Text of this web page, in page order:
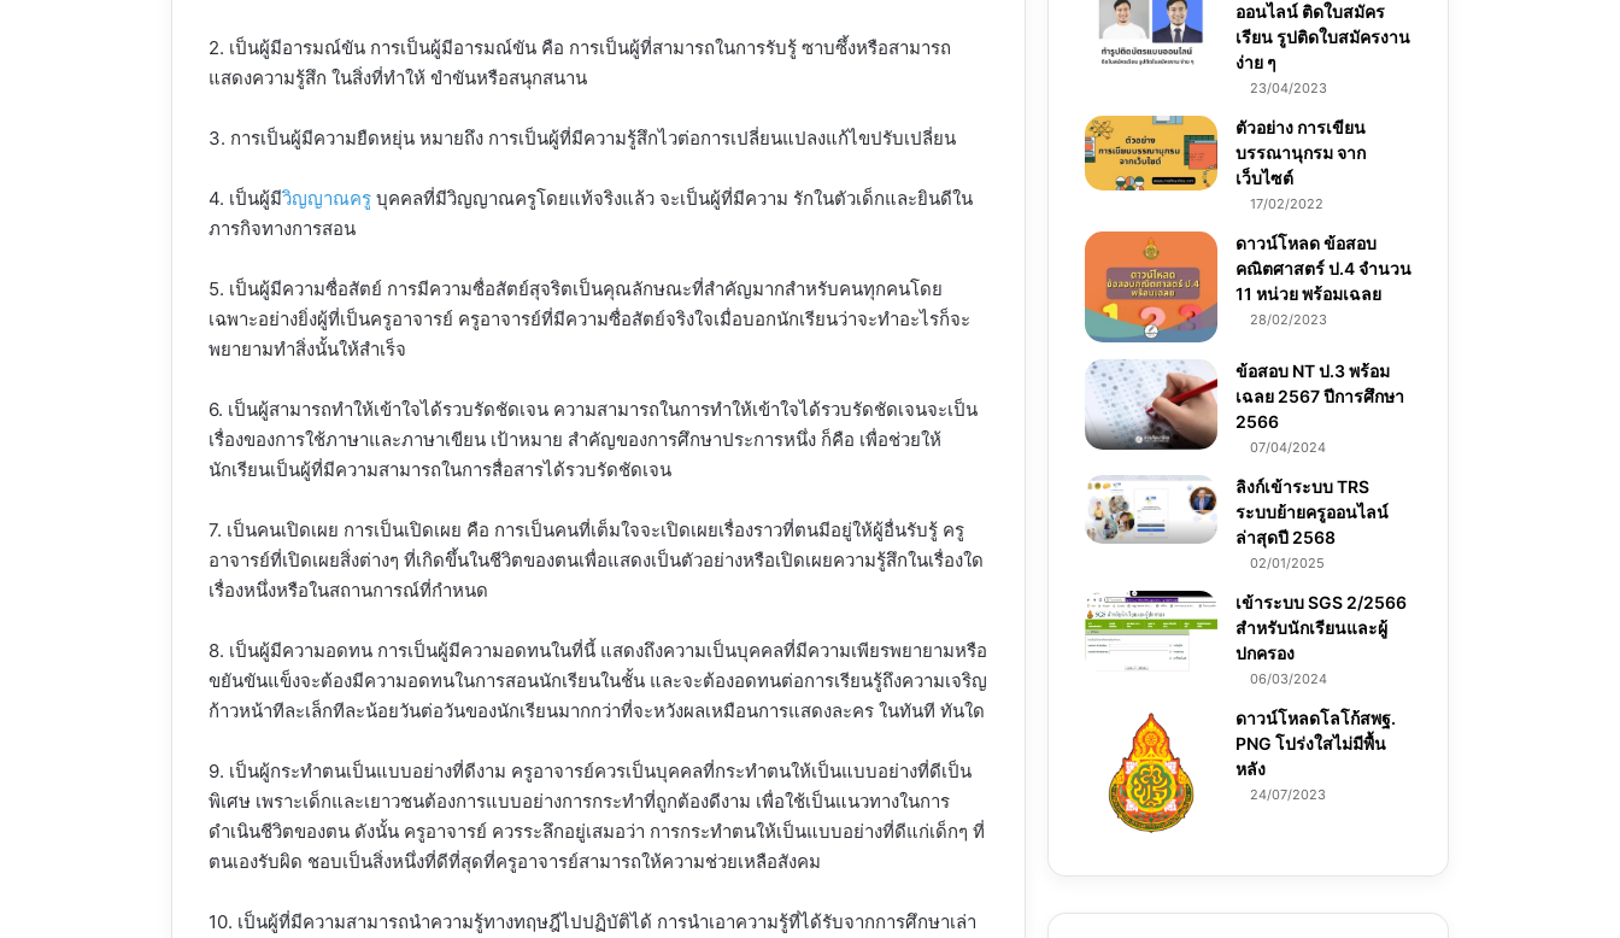
2. เป็นผู้มีอารมณ์ขัน การเป็นผู้มีอารมณ์ขัน คือ การเป็นผู้ที่สามารถในการรับรู้ ซาบซึ้งหรือสามารถ
แสดงความรู้สึก ในสิ่งที่ทำให้ ขำขันหรือสนุกสนาน
3. การเป็นผู้มีความยืดหยุ่น หมายถึง การเป็นผู้ที่มีความรู้สึกไวต่อการเปลี่ยนแปลงแก้ไขปรับเปลี่ยน
4. เป็นผู้มีวิญญาณครู บุคคลที่มีวิญญาณครูโดยแท้จริงแล้ว จะเป็นผู้ที่มีความ รักในตัวเด็กและยินดีใน
ภารกิจทางการสอน
5. เป็นผู้มีความซื่อสัตย์ การมีความซื่อสัตย์สุจริตเป็นคุณลักษณะที่สำคัญมากสำหรับคนทุกคนโดย
เฉพาะอย่างยิ่งผู้ที่เป็นครูอาจารย์ ครูอาจารย์ที่มีความซื่อสัตย์จริงใจเมื่อบอกนักเรียนว่าจะทำอะไรก็จะ
พยายามทำสิ่งนั้นให้สำเร็จ
6. เป็นผู้สามารถทำให้เข้าใจได้รวบรัดชัดเจน ความสามารถในการทำให้เข้าใจได้รวบรัดชัดเจนจะเป็น
เรื่องของการใช้ภาษาและภาษาเขียน เป้าหมาย สำคัญของการศึกษาประการหนึ่ง ก็คือ เพื่อช่วยให้
นักเรียนเป็นผู้ที่มีความสามารถในการสื่อสารได้รวบรัดชัดเจน
7. เป็นคนเปิดเผย การเป็นเปิดเผย คือ การเป็นคนที่เต็มใจจะเปิดเผยเรื่องราวที่ตนมีอยู่ให้ผู้อื่นรับรู้ ครู
อาจารย์ที่เปิดเผยสิ่งต่างๆ ที่เกิดขึ้นในชีวิตของตนเพื่อแสดงเป็นตัวอย่างหรือเปิดเผยความรู้สึกในเรื่องใด
เรื่องหนึ่งหรือในสถานการณ์ที่กำหนด
8. เป็นผู้มีความอดทน การเป็นผู้มีความอดทนในที่นี้ แสดงถึงความเป็นบุคคลที่มีความเพียรพยายามหรือ
ขยันขันแข็งจะต้องมีความอดทนในการสอนนักเรียนในชั้น และจะต้องอดทนต่อการเรียนรู้ถึงความเจริญ
ก้าวหน้าทีละเล็กทีละน้อยวันต่อวันของนักเรียนมากกว่าที่จะหวังผลเหมือนการแสดงละคร ในทันที ทันใด
9. เป็นผู้กระทำตนเป็นแบบอย่างที่ดีงาม ครูอาจารย์ควรเป็นบุคคลที่กระทำตนให้เป็นแบบอย่างที่ดีเป็น
พิเศษ เพราะเด็กและเยาวชนต้องการแบบอย่างการกระทำที่ถูกต้องดีงาม เพื่อใช้เป็นแนวทางในการ
ดำเนินชีวิตของตน ดังนั้น ครูอาจารย์ ควรระลึกอยู่เสมอว่า การกระทำตนให้เป็นแบบอย่างที่ดีแก่เด็กๆ ที่
ตนเองรับผิด ชอบเป็นสิ่งหนึ่งที่ดีที่สุดที่ครูอาจารย์สามารถให้ความช่วยเหลือสังคม
10. เป็นผู้ที่มีความสามารถนำความรู้ทางทฤษฎีไปปฏิบัติได้ การนำเอาความรู้ที่ได้รับจากการศึกษาเล่า
ออนไลน์ ติดใบสมัคร
เรียน รูปติดใบสมัครงาน
ง่าย ๆ
23/04/2023
ตัวอย่าง การเขียน
บรรณานุกรม จาก
เว็บไซต์
17/02/2022
ดาวน์โหลด ข้อสอบ
คณิตศาสตร์ ป.4 จำนวน
11 หน่วย พร้อมเฉลย
28/02/2023
ข้อสอบ NT ป.3 พร้อม
เฉลย 2567 ปีการศึกษา
2566
07/04/2024
ลิงก์เข้าระบบ TRS
ระบบย้ายครูออนไลน์
ล่าสุดปี 2568
02/01/2025
เข้าระบบ SGS 2/2566
สำหรับนักเรียนและผู้
ปกครอง
06/03/2024
ดาวน์โหลดโลโก้สพฐ.
PNG โปร่งใสไม่มีพื้น
หลัง
24/07/2023